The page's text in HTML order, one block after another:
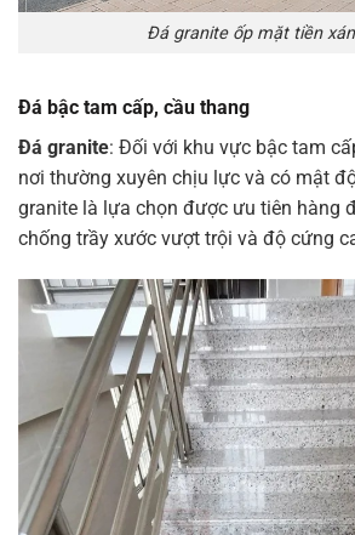
Đá granite ốp mặt tiền
Đá bậc tam cấp, cầu thang
Đá granite: Đối với khu vực bậc tam
nơi thường xuyên chịu lực và có mật
granite là lựa chọn được ưu tiên hàng
chống trầy xước vượt trội và độ cứng